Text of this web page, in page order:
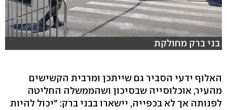
בני ברק מחולקת
האלוף ידעי הסביר גם שייתכן ומרבית הקשישים
מהעיר, אוכלוסייה שבסיכון ושהממשלה החליטה
לפנותה אך לא בכפייה, יישארו בבני ברק: "יכול להיות